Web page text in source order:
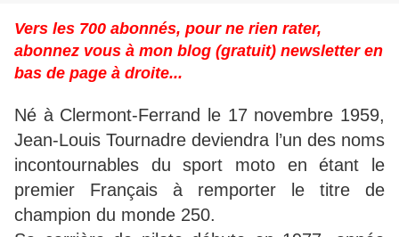
Vers les 700 abonnés, pour ne rien rater,
abonnez vous à mon blog (gratuit) newsletter en
bas de page à droite...
Né à Clermont-Ferrand le 17 novembre 1959,
Jean-Louis Tournadre deviendra l’un des noms
incontournables du sport moto en étant le
premier Français à remporter le titre de
champion du monde 250.